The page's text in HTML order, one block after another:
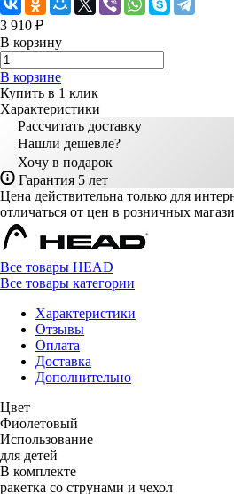
3 910 ₽
В корзину
В корзине
Купить в 1 клик
Характеристики
Рассчитать доставку
Нашли дешевле?
Хочу в подарок
Гарантия 5 лет
Цена действительна только для
отличаться от цен в розничных
Все товары HEAD
Все товары категории
Характеристики
Отзывы
Оплата
Доставка
Дополнительно
Цвет
Фиолетовый
Использование
для детей
В комплекте
ракетка со струнами и чехол